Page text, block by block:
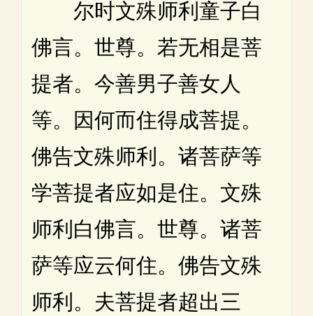
尔时文殊师利童子白
佛言。世尊。若无相是菩
提者。今善男子善女人
等。因何而住得成菩提。
佛告文殊师利。诸菩萨等
学菩提者应如是住。文殊
师利白佛言。世尊。诸菩
萨等应云何住。佛告文殊
师利。夫菩提者超出三